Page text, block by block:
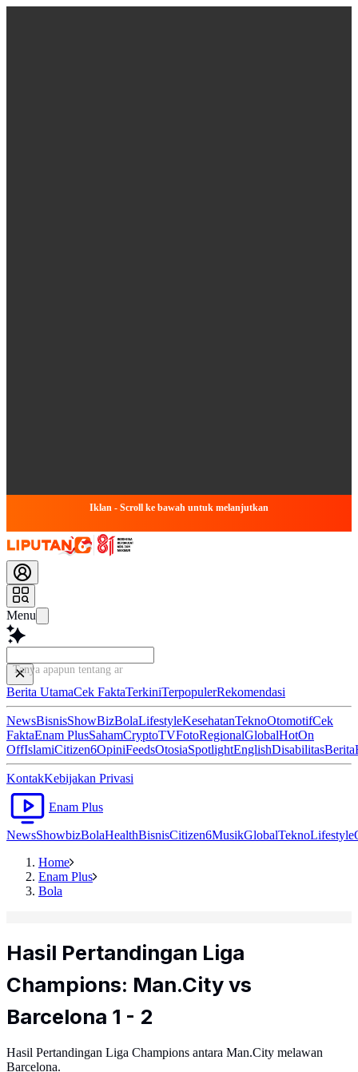
Iklan - Scroll ke bawah untuk melanjutkan
Menu
Tanya apapun tentang artikel ini
Berita UtamaCek FaktaTerkiniTerpopulerRekomendasi
NewsBisnisShowBizBolaLifestyleKesehatanTeknoOtomotifCek
FaktaEnam PlusSahamCryptoTVFotoRegionalGlobalHotOn
OffIslamiCitizen6OpiniFeedsOtosiaSpotlightEnglishDisabilitasBerita
KontakKebijakan Privasi
Enam Plus
NewsShowbizBolaHealthBisnisCitizen6MusikGlobalTeknoLifestyle
Home
Enam Plus
Bola
Hasil Pertandingan Liga
Champions: Man.City vs
Barcelona 1 - 2
Hasil Pertandingan Liga Champions antara Man.City melawan
Barcelona.